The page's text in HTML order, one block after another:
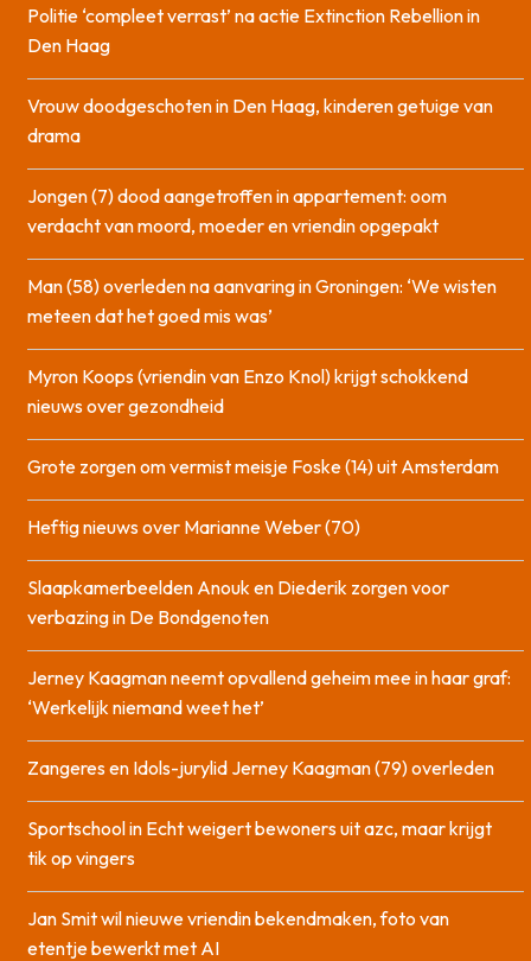
Politie ‘compleet verrast’ na actie Extinction Rebellion in
Den Haag
Vrouw doodgeschoten in Den Haag, kinderen getuige van
drama
Jongen (7) dood aangetroffen in appartement: oom
verdacht van moord, moeder en vriendin opgepakt
Man (58) overleden na aanvaring in Groningen: ‘We wisten
meteen dat het goed mis was’
Myron Koops (vriendin van Enzo Knol) krijgt schokkend
nieuws over gezondheid
Grote zorgen om vermist meisje Foske (14) uit Amsterdam
Heftig nieuws over Marianne Weber (70)
Slaapkamerbeelden Anouk en Diederik zorgen voor
verbazing in De Bondgenoten
Jerney Kaagman neemt opvallend geheim mee in haar graf:
‘Werkelijk niemand weet het’
Zangeres en Idols-jurylid Jerney Kaagman (79) overleden
Sportschool in Echt weigert bewoners uit azc, maar krijgt
tik op vingers
Jan Smit wil nieuwe vriendin bekendmaken, foto van
etentje bewerkt met AI